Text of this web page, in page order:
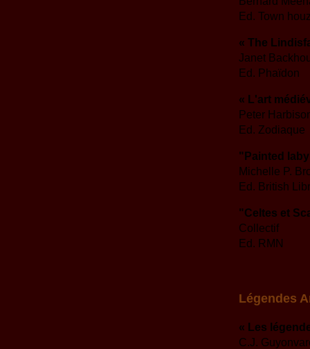
Ed. Town
« The
Janet
Ed. Phaïdon
« L'art
Peter
Ed. Zodiaque
"Painted
Michelle P.
Ed. British
"Celtes et
Collectif
Ed. RMN
Légendes
« Les
C.J.